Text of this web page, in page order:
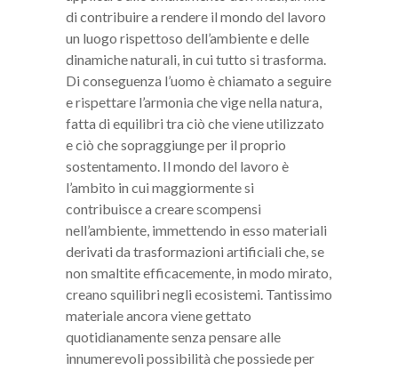
di contribuire a rendere il mondo del lavoro
un luogo rispettoso dell’ambiente e delle
dinamiche naturali, in cui tutto si trasforma.
Di conseguenza l’uomo è chiamato a seguire
e rispettare l’armonia che vige nella natura,
fatta di equilibri tra ciò che viene utilizzato
e ciò che sopraggiunge per il proprio
sostentamento. Il mondo del lavoro è
l’ambito in cui maggiormente si
contribuisce a creare scompensi
nell’ambiente, immettendo in esso materiali
derivati da trasformazioni artificiali che, se
non smaltite efficacemente, in modo mirato,
creano squilibri negli ecosistemi. Tantissimo
materiale ancora viene gettato
quotidianamente senza pensare alle
innumerevoli possibilità che possiede per